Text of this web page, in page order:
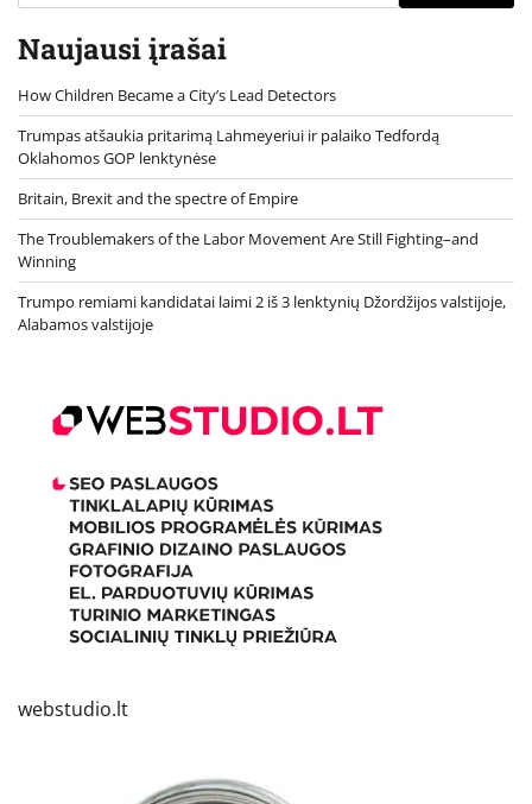
Naujausi įrašai
How Children Became a City’s Lead Detectors
Trumpas atšaukia pritarimą Lahmeyeriui ir palaiko Tedfordą
Oklahomos GOP lenktynėse
Britain, Brexit and the spectre of Empire
The Troublemakers of the Labor Movement Are Still Fighting–and
Winning
Trumpo remiami kandidatai laimi 2 iš 3 lenktynių Džordžijos valstijoje,
Alabamos valstijoje
webstudio.lt